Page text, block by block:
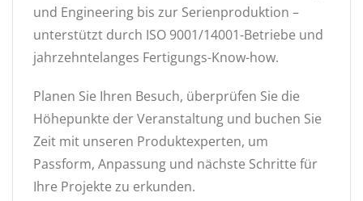
und Engineering bis zur Serienproduktion –
unterstützt durch ISO 9001/14001-Betriebe und
jahrzehntelanges Fertigungs-Know-how.
Planen Sie Ihren Besuch, überprüfen Sie die
Höhepunkte der Veranstaltung und buchen Sie
Zeit mit unseren Produktexperten, um
Passform, Anpassung und nächste Schritte für
Ihre Projekte zu erkunden.